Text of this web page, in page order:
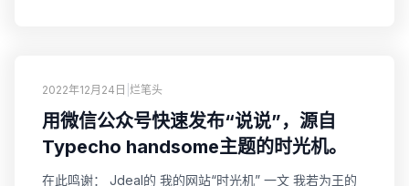
2022年12月24日 烂笔头
用微信公众号快速发布“说说”，源自
Typecho handsome主题的时光机。
在此鸣谢： Jdeal的 我的网站“时光机” 一文 我若为王的